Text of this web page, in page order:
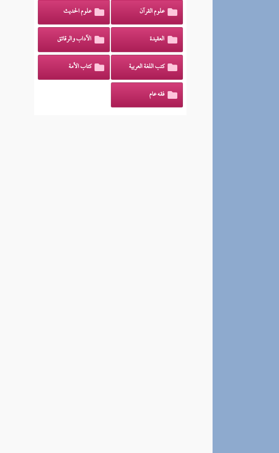
علوم القرآن علوم الحديث
العقيدة الآداب والرقائق
كتب اللغة العربية كتاب الأمة
فقه عام